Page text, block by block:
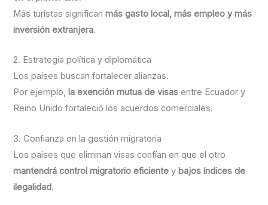
Más turistas significanmás gasto local, más empleo y más
inversión extranjera.
2. Estrategia política y diplomática
Los países buscan fortalecer alianzas.
Por ejemplo, la exención mutua de visas entre Ecuador y
Reino Unido fortaleció los acuerdos comerciales.
3. Confianza en la gestión migratoria
Los países que eliminan visas confían en que el otro
mantendrá control migratorio eficiente y bajos índices de
ilegalidad.